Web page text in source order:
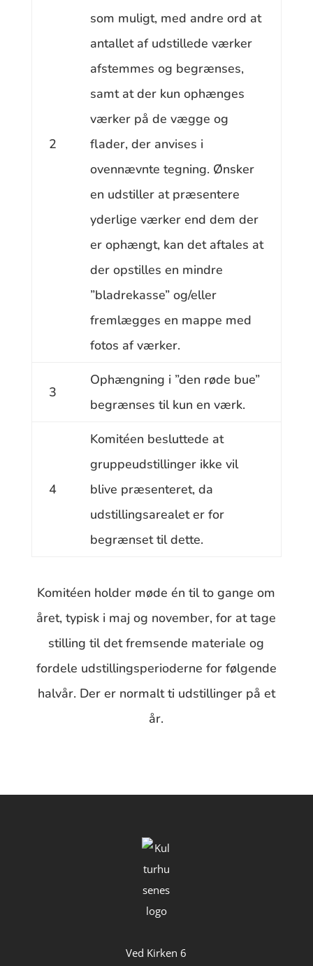
2
som muligt, med andre ord at
antallet af udstillede værker
afstemmes og begrænses,
samt at der kun ophænges
værker på de vægge og
flader, der anvises i
ovennævnte tegning. Ønsker
en udstiller at præsentere
yderlige værker end dem der
er ophængt, kan det aftales at
der opstilles en mindre
”bladrekasse” og/eller
fremlægges en mappe med
fotos af værker.
3
Ophængning i ”den røde bue”
begrænses til kun en værk.
4
Komitéen besluttede at
gruppeudstillinger ikke vil
blive præsenteret, da
udstillingsarealet er for
begrænset til dette.
Komitéen holder møde én til to gange om
året, typisk i maj og november, for at tage
stilling til det fremsende materiale og
fordele udstillingsperioderne for følgende
halvår. Der er normalt ti udstillinger på et
år.
Ved Kirken 6